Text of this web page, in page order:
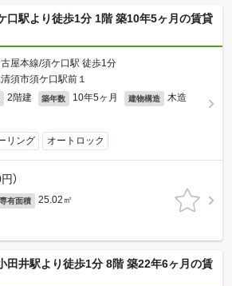
口駅より徒歩1分 1階 築10年5ヶ月の賃貸
屋本線/須ケ口駅 徒歩1分
須市須ケ口駅前１
2階建 築年数 10年5ヶ月 建物構造 木造
リング オートロック
）
専有面積 25.02㎡
田井駅より徒歩1分 8階 築22年6ヶ月の賃